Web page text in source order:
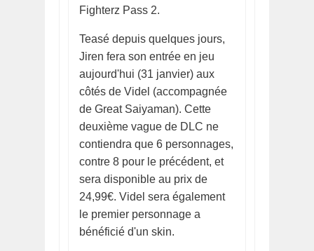
Fighterz Pass 2.
Teasé depuis quelques jours,
Jiren fera son entrée en jeu
aujourd'hui (31 janvier) aux
côtés de Videl (accompagnée
de Great Saiyaman). Cette
deuxième vague de DLC ne
contiendra que 6 personnages,
contre 8 pour le précédent, et
sera disponible au prix de
24,99€. Videl sera également
le premier personnage a
bénéficié d'un skin.